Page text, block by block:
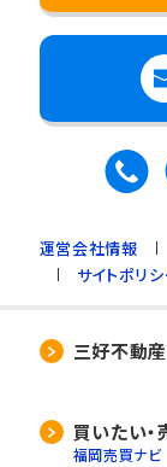
運営会社情報
サイトポリ
三好不動産
買いたい・
福岡売買ナビ